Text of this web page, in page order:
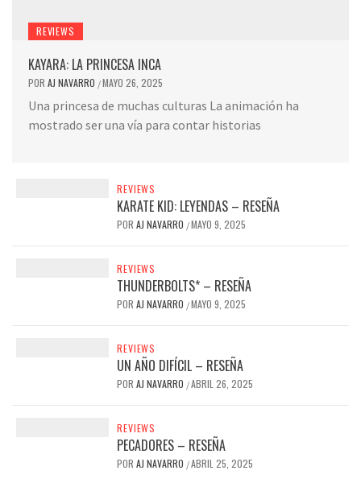
REVIEWS
KAYARA: LA PRINCESA INCA
POR AJ NAVARRO /MAYO 26, 2025
Una princesa de muchas culturas La animación ha
mostrado ser una vía para contar historias
REVIEWS
KARATE KID: LEYENDAS – RESEÑA
POR AJ NAVARRO /MAYO 9, 2025
REVIEWS
THUNDERBOLTS* – RESEÑA
POR AJ NAVARRO /MAYO 9, 2025
REVIEWS
UN AÑO DIFÍCIL – RESEÑA
POR AJ NAVARRO /ABRIL 26, 2025
REVIEWS
PECADORES – RESEÑA
POR AJ NAVARRO /ABRIL 25, 2025